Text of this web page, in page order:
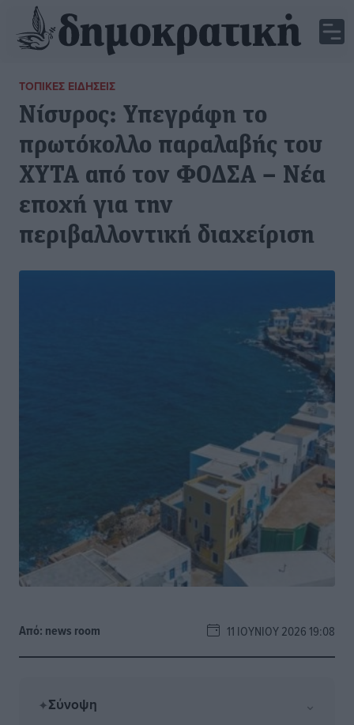
ΤΟΠΙΚΈΣ ΕΙΔΉΣΕΙΣ
Νίσυρος: Υπεγράφη το
πρωτόκολλο παραλαβής του
ΧΥΤΑ από τον ΦΟΔΣΑ – Νέα
εποχή για την
περιβαλλοντική διαχείριση
Από: news room 11 ΙΟΥΝΊΟΥ 2026 19:08
✦Σύνοψη ⌄